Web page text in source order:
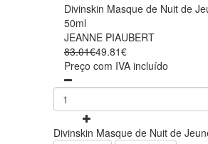
Divinskin Masque de Nuit de
50ml
JEANNE PIAUBERT
83.01€49.81€
Preço com IVA incluído
Divinskin Masque de Nuit de